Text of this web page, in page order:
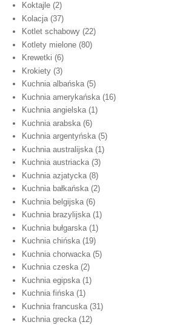
Koktajle (2)
Kolacja (37)
Kotlet schabowy (22)
Kotlety mielone (80)
Krewetki (6)
Krokiety (3)
Kuchnia albańska (5)
Kuchnia amerykańska (16)
Kuchnia angielska (1)
Kuchnia arabska (6)
Kuchnia argentyńska (5)
Kuchnia australijska (1)
Kuchnia austriacka (3)
Kuchnia azjatycka (8)
Kuchnia bałkańska (2)
Kuchnia belgijska (6)
Kuchnia brazylijska (1)
Kuchnia bułgarska (1)
Kuchnia chińska (19)
Kuchnia chorwacka (5)
Kuchnia czeska (2)
Kuchnia egipska (1)
Kuchnia fińska (1)
Kuchnia francuska (31)
Kuchnia grecka (12)